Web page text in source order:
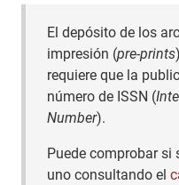
El depósito de los
impresión (pre-prints
requiere que la
número de ISSN (
Number).
Puede comprobar
uno consultando el